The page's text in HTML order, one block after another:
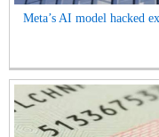
Meta’s AI model hacked